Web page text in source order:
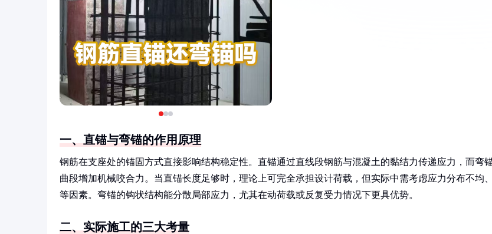
一、直锚与弯锚的作用原理
钢筋在支座处的锚固方式直接影响结构稳定性。直锚通过直线段钢筋与混凝土的黏结力传递应力，而弯
曲段增加机械咬合力。当直锚长度足够时，理论上可完全承担设计荷载，但实际中需考虑应力分布不均
等因素。弯锚的钩状结构能分散局部应力，尤其在动荷载或反复受力情况下更具优势。
二、实际施工的三大考量